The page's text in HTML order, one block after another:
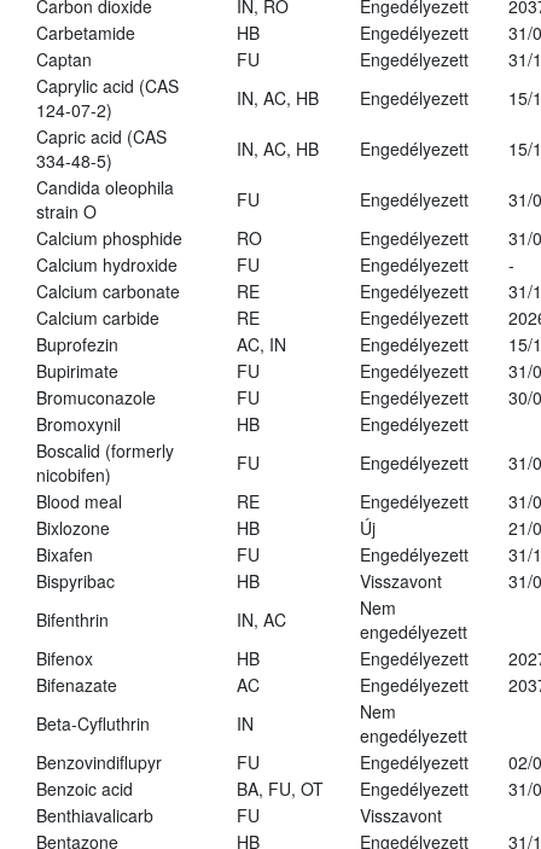
Carbon dioxide
IN, RO Engedélyezett
Carbetamide
HB Engedélyezett
31/
Captan
FU Engedélyezett
31/
Caprylic acid (CAS
124-07-2)
IN, AC, HB Engedélyezett
15/
Capric acid (CAS
334-48-5)
IN, AC, HB Engedélyezett
15/
Candida oleophila
strain O
FU Engedélyezett
31/
Calcium phosphide
RO Engedélyezett
31/
Calcium hydroxide
FU Engedélyezett
-
Calcium carbonate
RE Engedélyezett
31/
Calcium carbide
RE Engedélyezett
Buprofezin
AC, IN Engedélyezett
15/
Bupirimate
FU Engedélyezett
31/
Bromuconazole
FU Engedélyezett
30/
Bromoxynil
HB
Engedélyezett
Boscalid (formerly
nicobifen)
FU Engedélyezett
31/
Blood meal
RE Engedélyezett
31/
Bixlozone
HB Új
21/
Bixafen
FU Engedélyezett
31/
Bispyribac
HB Visszavont
31/
Bifenthrin
IN, AC
Nem
engedélyezett
Bifenox
HB Engedélyezett
Bifenazate
AC Engedélyezett
Beta-Cyfluthrin
IN
Nem
engedélyezett
Benzovindiflupyr
FU Engedélyezett
02/
Benzoic acid
BA, FU, OT Engedélyezett
31/
Benthiavalicarb
FU
Visszavont
Bentazone
HB Engedélyezett 31/